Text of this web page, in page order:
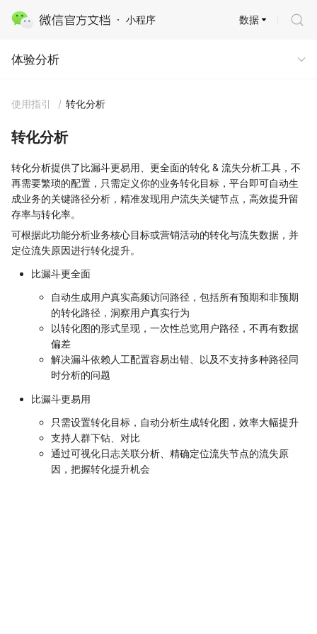
小程序
体验分析
数据
体验分析
使用指引 / 转化分析
转化分析
转化分析提供了比漏斗更易用、更全面的转化 & 流失分析工具，不
再需要繁琐的配置，只需定义你的业务转化目标，平台即可自动生
成业务的关键路径分析，精准发现用户流失关键节点，高效提升留
存率与转化率。
可根据此功能分析业务核心目标或营销活动的转化与流失数据，并
定位流失原因进行转化提升。
比漏斗更全面
自动生成用户真实高频访问路径，包括所有预期和非预期
的转化路径，洞察用户真实行为
以转化图的形式呈现，一次性总览用户路径，不再有数据
偏差
解决漏斗依赖人工配置容易出错、以及不支持多种路径同
时分析的问题
比漏斗更易用
只需设置转化目标，自动分析生成转化图，效率大幅提升
支持人群下钻、对比
通过可视化日志关联分析、精确定位流失节点的流失原
因，把握转化提升机会